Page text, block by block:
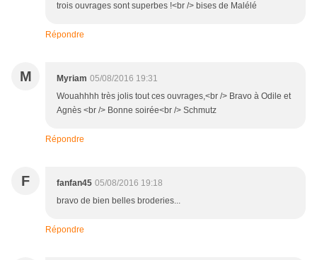
trois ouvrages sont superbes !<br /> bises de Malélé
Répondre
M Myriam 05/08/2016 19:31
Wouahhhh très jolis tout ces ouvrages,<br /> Bravo à Odile et
Agnès <br /> Bonne soirée<br /> Schmutz
Répondre
F fanfan45 05/08/2016 19:18
bravo de bien belles broderies...
Répondre